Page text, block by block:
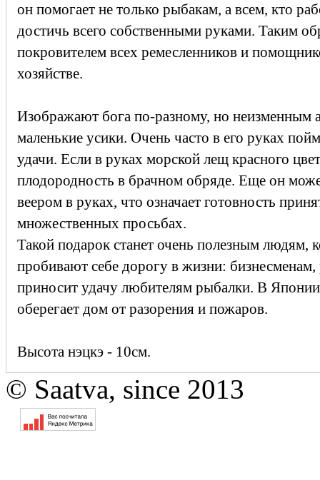
он помогает не только рыбакам, а всем, кто
достичь всего собственными руками. Таким
покровителем всех ремесленников и
хозяйстве.
Изображают бога по-разному, но неизменным
маленькие усики. Очень часто в его руках
удачи. Если в руках морской лещ красного
плодородность в брачном обряде. Еще он
веером в руках, что означает готовность
множественных просьбах.
Такой подарок станет очень полезным людям,
пробивают себе дорогу в жизни:
приносит удачу любителям рыбалки. В Японии
оберегает дом от разорения и пожаров.
Высота нэцкэ - 10см.
© Saatva, since 2013